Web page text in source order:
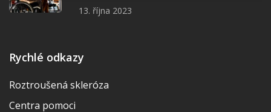
13. října 2023
Rychlé odkazy
Roztroušená skleróza
Centra pomoci